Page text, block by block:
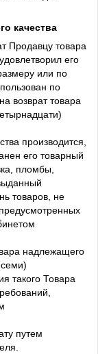
качества
Продавцу товара
его
или по
по
возврат товара
производится,
его товарный
пломбы,
товаров, не
надлежащего
такого Товара
путем